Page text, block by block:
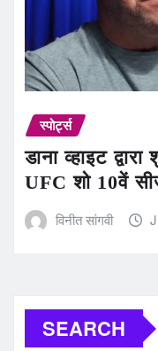
स्पोर्ट्स
डाना व्हाइट
UFC शो 10वें
विनीत सांगवी
SEARCH